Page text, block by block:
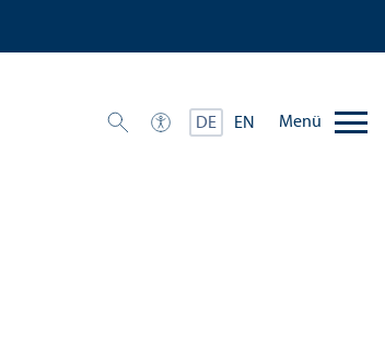
DE EN Menü